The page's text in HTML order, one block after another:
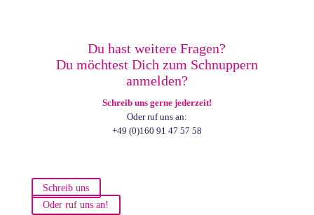
Du hast weitere Fragen?
Du möchtest Dich zum Schnuppern
anmelden?
Schreib uns gerne jederzeit!
Oder ruf uns an:
+49 (0)160 91 47 57 58
Schreib uns
Oder ruf uns an!